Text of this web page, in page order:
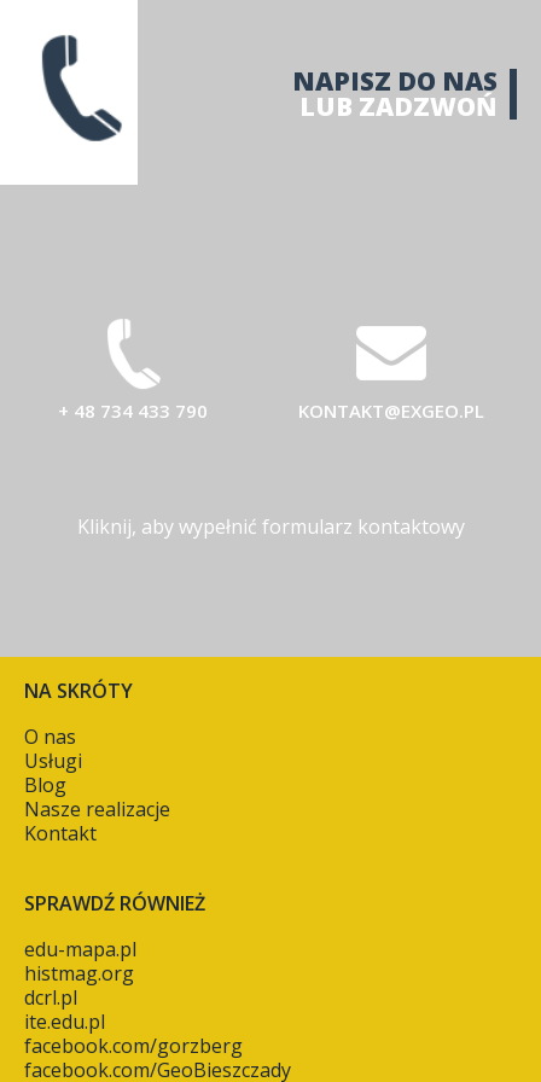
NAPISZ DO NAS
LUB ZADZWOŃ
+ 48 734 433 790 KONTAKT@EXGEO.PL
Kliknij, aby wypełnić formularz kontaktowy
NA SKRÓTY
O nas
Usługi
Blog
Nasze realizacje
Kontakt
SPRAWDŹ RÓWNIEŻ
edu-mapa.pl
histmag.org
dcrl.pl
ite.edu.pl
facebook.com/gorzberg
facebook.com/GeoBieszczady